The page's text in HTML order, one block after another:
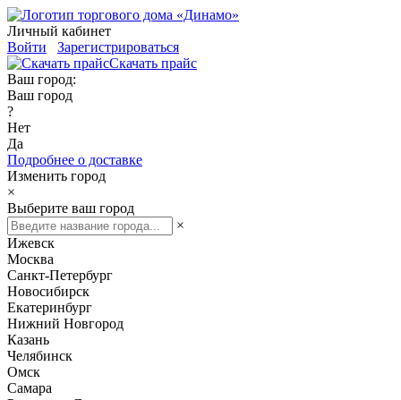
Личный кабинет
Войти
Зарегистрироваться
Скачать прайс
Ваш город:
Ваш город
?
Нет
Да
Подробнее о доставке
Изменить город
×
Выберите ваш город
×
Ижевск
Москва
Санкт-Петербург
Новосибирск
Екатеринбург
Нижний Новгород
Казань
Челябинск
Омск
Самара